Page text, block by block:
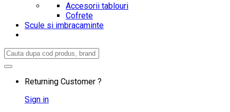
Accesorii tablouri
Cofrete
Scule si imbracaminte
Search
Returning Customer ?
Sign in